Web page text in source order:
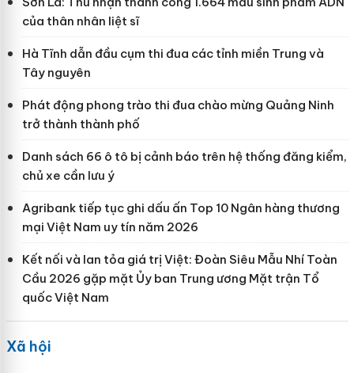
của thân nhân liệt sĩ
Hà Tĩnh dẫn đầu cụm thi đua các tỉnh miền Trung và
Tây nguyên
Phát động phong trào thi đua chào mừng Quảng Ninh
trở thành thành phố
Danh sách 66 ô tô bị cảnh báo trên hệ thống đăng kiểm,
chủ xe cần lưu ý
Agribank tiếp tục ghi dấu ấn Top 10 Ngân hàng thương
mại Việt Nam uy tín năm 2026
Kết nối và lan tỏa giá trị Việt: Đoàn Siêu Mẫu Nhí Toàn
Cầu 2026 gặp mặt Ủy ban Trung ương Mặt trận Tổ
quốc Việt Nam
Xã hội